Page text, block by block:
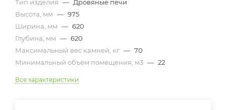
Тип изделия — Дровяные печи
Высота, мм — 975
Ширина, мм — 620
Глубина, мм — 620
Максимальный вес камней, кг — 70
Минимальный объём помещения, м3 — 22
Все характеристики